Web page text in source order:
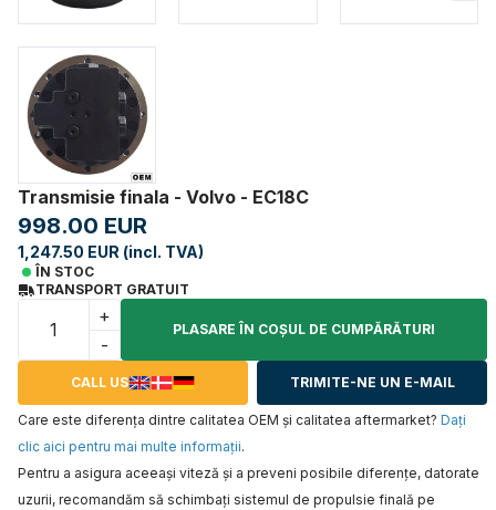
Transmisie finala - Volvo - EC18C
998.00 EUR
1,247.50 EUR (incl. TVA)
ÎN STOC
TRANSPORT GRATUIT
+
-
PLASARE ÎN COŞUL DE CUMPĂRĂTURI
CALL US TRIMITE-NE UN E-MAIL
Care este diferența dintre calitatea OEM și calitatea aftermarket? Daţi
clic aici pentru mai multe informaţii.
Pentru a asigura aceeaşi viteză şi a preveni posibile diferenţe, datorate
uzurii, recomandăm să schimbaţi sistemul de propulsie finală pe